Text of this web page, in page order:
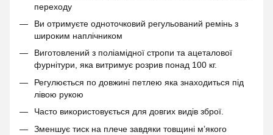
переходу
Ви отримуєте одноточковий регульований ремінь з
широким наплічником
Виготовлений з поліамідної стропи та ацеталової
фурнітури, яка витримує розрив понад 100 кг.
Регулюється по довжині петлею яка знаходиться під
лівою рукою
Часто використовується для довгих видів зброї.
Зменшує тиск на плече завдяки товщині мʼякого